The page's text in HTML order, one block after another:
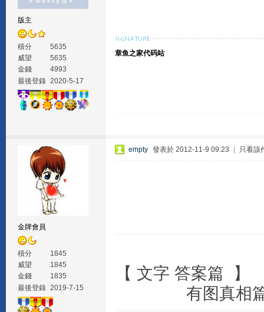
版主
積分
5635
威望
5635
金錢
4993
最後登錄 2020-5-17
章鱼之家代码站
金牌會員
積分
1845
威望
1845
金錢
1835
最後登錄 2019-7-15
empty 發表於 2012-11-9 09:23 只看該
【 文字 答案篇 】
有图真相